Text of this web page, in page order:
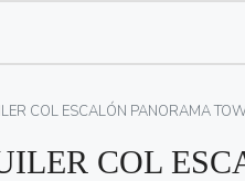
COL ESCALÓN PANORAMA
COL